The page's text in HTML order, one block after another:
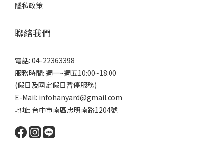
隱私政策
聯絡我們
電話: 04-22363398
服務時間: 週一~週五10:00~18:00
(假日及國定假日暫停服務)
E-Mail: infohanyard@gmail.com
地址: 台中市南區忠明南路1204號